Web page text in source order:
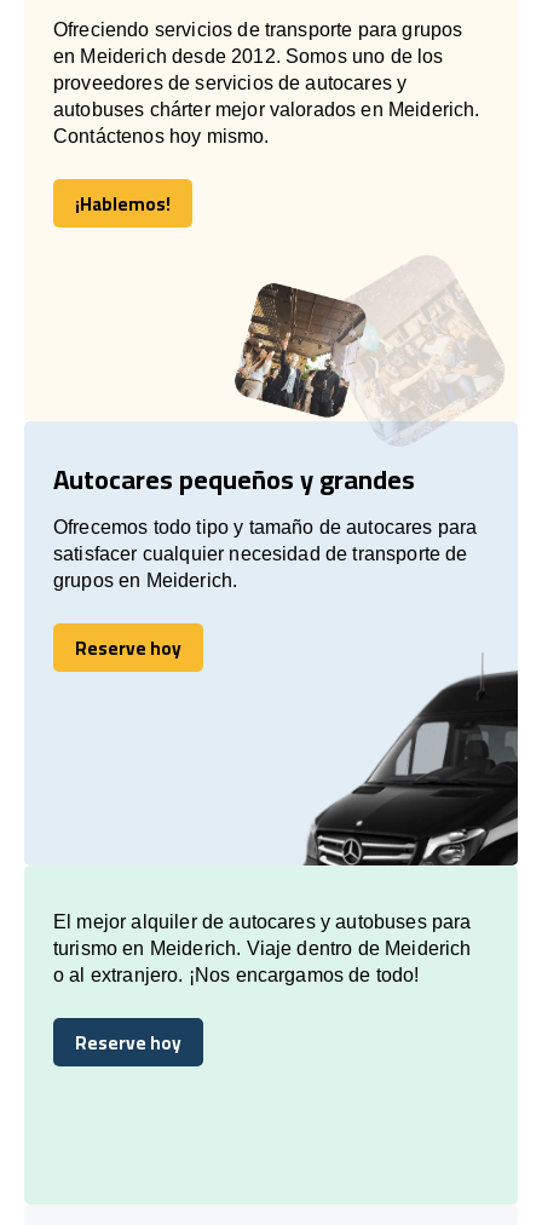
Ofreciendo servicios de transporte para grupos
en Meiderich desde 2012. Somos uno de los
proveedores de servicios de autocares y
autobuses chárter mejor valorados en Meiderich.
Contáctenos hoy mismo.
¡Hablemos!
¡Hablemos!
Autocares pequeños y grandes
Ofrecemos todo tipo y tamaño de autocares para
satisfacer cualquier necesidad de transporte de
grupos en Meiderich.
Reserve hoy
Reserve hoy
El mejor alquiler de autocares y autobuses para
turismo en Meiderich. Viaje dentro de Meiderich
o al extranjero. ¡Nos encargamos de todo!
Reserve hoy
Reserve hoy